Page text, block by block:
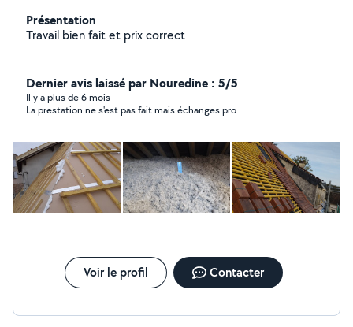
Présentation
Travail bien fait et prix correct
Dernier avis laissé par Nouredine : 5/5
Il y a plus de 6 mois
La prestation ne s'est pas fait mais échanges pro.
Voir le profil Contacter